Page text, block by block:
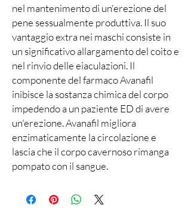
nel mantenimento di un'erezione del
pene sessualmente produttiva. Il suo
vantaggio extra nei maschi consiste in
un significativo allargamento del coito e
nel rinvio delle eiaculazioni. Il
componente del farmaco Avanafil
inibisce la sostanza chimica del corpo
impedendo a un paziente ED di avere
un'erezione. Avanafil migliora
enzimaticamente la circolazione e
lascia che il corpo cavernoso rimanga
pompato con il sangue.